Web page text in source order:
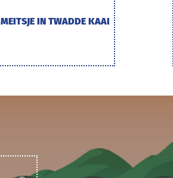
MEITSJE IN TWADDE KAAI